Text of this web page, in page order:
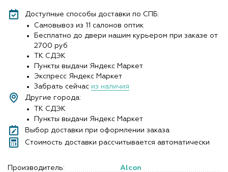
Доступные способы доставки по СПБ:
Самовывоз из 11 салонов оптик
Бесплатно до двери нашим курьером при заказе от
2700 руб
ТК СДЭК
Пункты выдачи Яндекс Маркет
Экспресс Яндекс Маркет
Забрать сейчас из наличия
Другие города:
ТК СДЭК
Пункты выдачи Яндекс Маркет
Выбор доставки при оформлении заказа
Стоимость доставки рассчитывается автоматически
Производитель: Alcon